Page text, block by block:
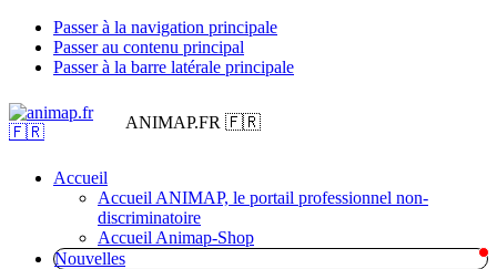
Passer à la navigation principale
Passer au contenu principal
Passer à la barre latérale principale
ANIMAP.FR 🇫🇷
Accueil
Accueil ANIMAP, le portail professionnel non-
discriminatoire
Accueil Animap-Shop
Nouvelles